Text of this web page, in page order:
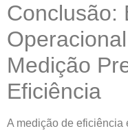
Conclusão:
Medição
Eficiência
A medição de eficiência